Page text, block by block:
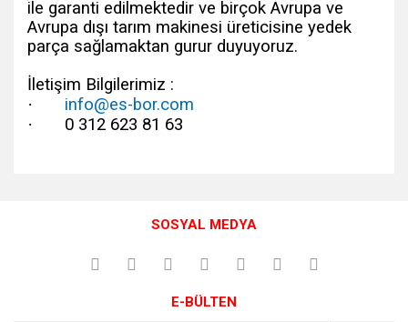
ile garanti edilmektedir ve birçok Avrupa ve
Avrupa dışı tarım makinesi üreticisine yedek
parça sağlamaktan gurur duyuyoruz.
İletişim Bilgilerimiz :
· info@es-bor.com
· 0 312 623 81 63
kullanarak tarafımıza iletebilirsiniz.
Görüş ve önerileriniz için teşekkür ederiz.
Ürün açıklamasında eksik bilgiler bulunuyor.
SOSYAL MEDYA
E-BÜLTEN